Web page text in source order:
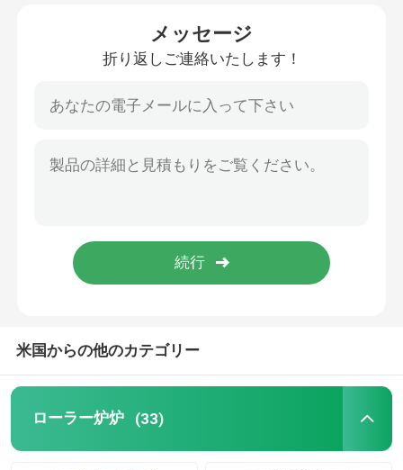
品質管理
ニュース
引用を要求しなさい
網ベルトの炉
メッセージ
折り返しご連絡いたします！
米国からの他のカテゴリー
ローラー炉炉 (33)